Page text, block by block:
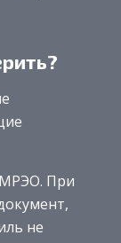
МРЭО. При
не